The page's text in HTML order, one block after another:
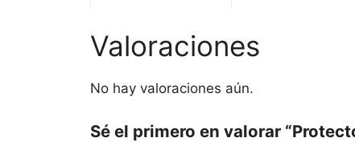
Valoraciones
No hay valoraciones aún.
Sé el primero en valorar